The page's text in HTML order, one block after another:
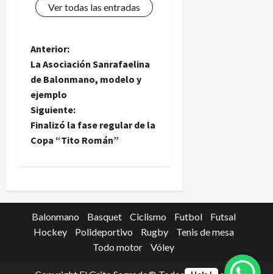
Ver todas las entradas
N
a
v
e
c
i
Anterior:
La Asociación Sanrafaelina
de Balonmano, modelo y
ejemplo
Siguiente:
Finalizó la fase regular de la
Copa “Tito Román”
Balonmano Basquet Ciclismo Futbol
Futsal
Hockey
Polideportivo Rugby
Tenis de mesa
Todo motor
Vóley